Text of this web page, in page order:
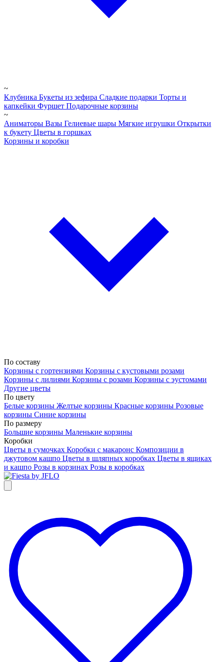
~
Клубника Букеты из зефира Сладкие подарки Торты и
капкейки Фуршет Подарочные корзины
~
Аниматоры Вазы Гелиевые шары Мягкие игрушки Открытки
к букету Цветы в горшках
Корзины и коробки
По составу
Корзины с гортензиями Корзины с кустовыми розами
Корзины с лилиями Корзины с розами Корзины с эустомами
Другие цветы
По цвету
Белые корзины Желтые корзины Красные корзины Розовые
корзины Синие корзины
По размеру
Большие корзины Маленькие корзины
Коробки
Цветы в сумочках Коробки с макаронс Композиции в
джутовом кашпо Цветы в шляпных коробках Цветы в ящиках
и кашпо Розы в корзинах Розы в коробках